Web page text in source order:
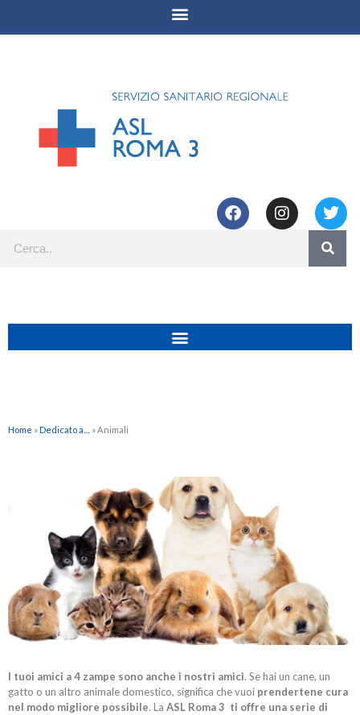
Home »Dedicato a… »Animali
I tuoi amici a 4 zampe sono anche i nostri amici. Se hai un cane, un
gatto o un altro animale domestico, significa che vuoi prendertene cura
nel modo migliore possibile. La ASL Roma 3 ti offre una serie di